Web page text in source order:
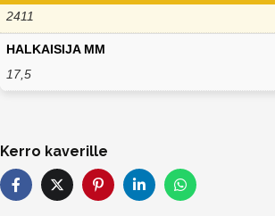
2411
HALKAISIJA MM
17,5
Kerro kaverille